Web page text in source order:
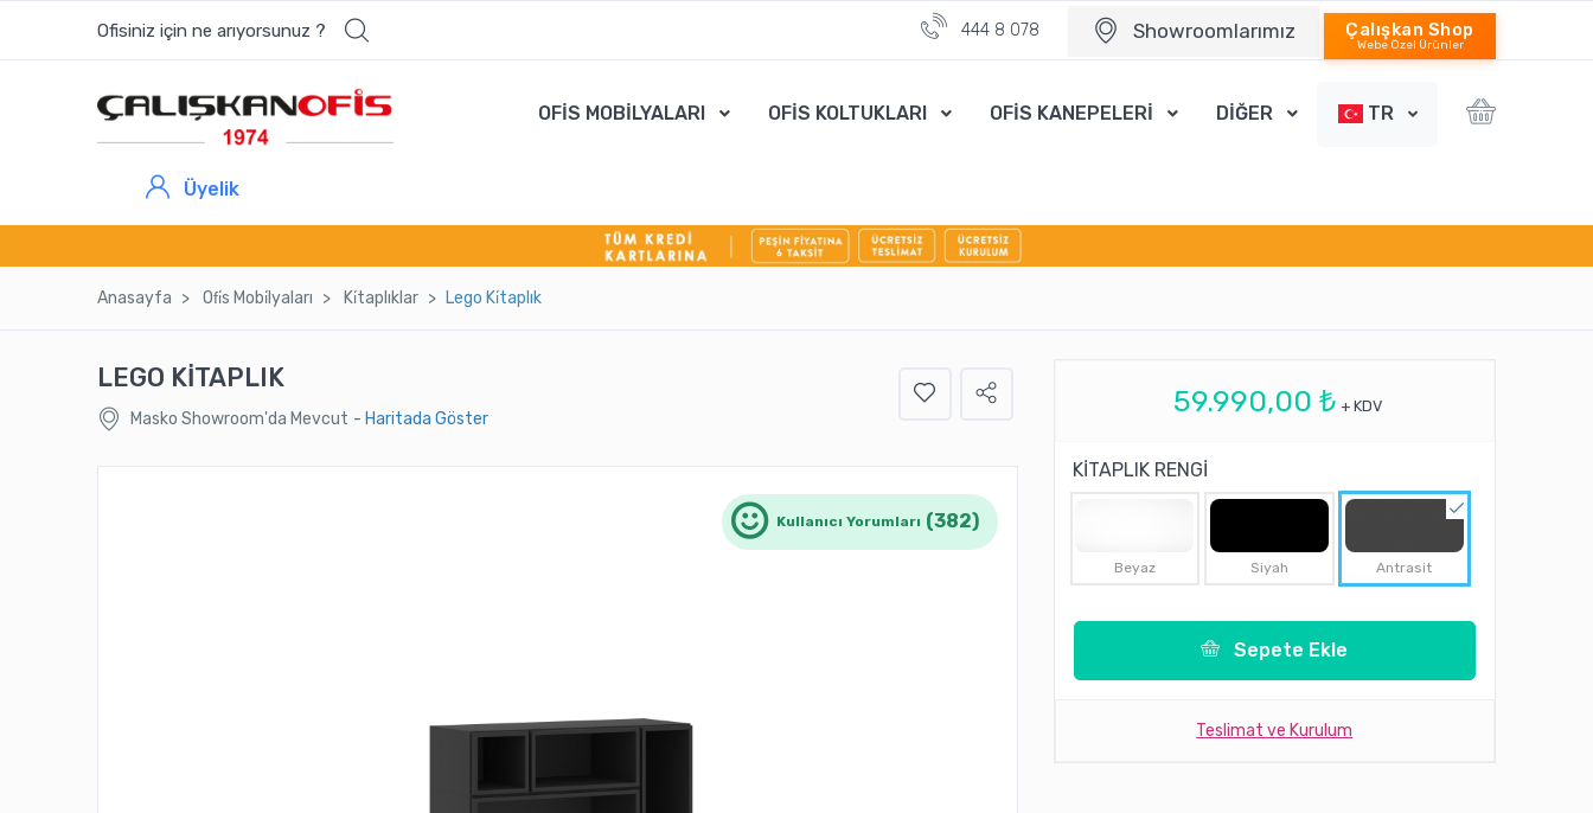
Ofisiniz için ne arıyorsunuz ? 444 8 078 Showroomlarımız Çalışkan Shop
Webe Özel Ürünler
OFİS MOBİLYALARI OFİS KOLTUKLARI OFİS KANEPELERİ DİĞER TR
Üyelik
Anasayfa Ofi̇s Mobi̇lyaları Ki̇taplıklar Lego Ki̇taplık
LEGO KİTAPLIK
Masko Showroom'da Mevcut - Haritada Göster
Kullanıcı Yorumları (382)
59.990,00 ₺ + KDV
KİTAPLIK RENGİ
Beyaz Siyah Antrasit
Sepete Ekle
Teslimat ve Kurulum